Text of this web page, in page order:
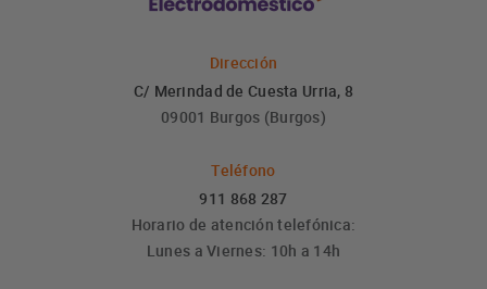
Dirección
C/ Merindad de Cuesta Urria, 8
09001 Burgos (Burgos)
Teléfono
911 868 287
Horario de atención telefónica:
Lunes a Viernes: 10h a 14h